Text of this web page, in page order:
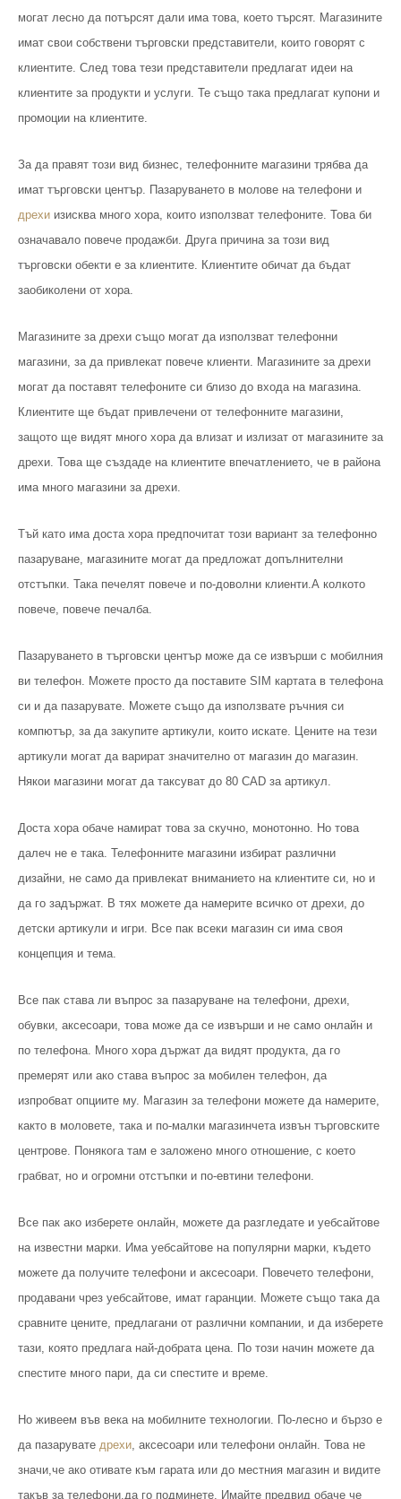
могат лесно да потърсят дали има това, което търсят. Магазините
имат свои собствени търговски представители, които говорят с
клиентите. След това тези представители предлагат идеи на
клиентите за продукти и услуги. Те също така предлагат купони и
промоции на клиентите.
За да правят този вид бизнес, телефонните магазини трябва да
имат търговски център. Пазаруването в молове на телефони и
дрехи изисква много хора, които използват телефоните. Това би
означавало повече продажби. Друга причина за този вид
търговски обекти е за клиентите. Клиентите обичат да бъдат
заобиколени от хора.
Магазините за дрехи също могат да използват телефонни
магазини, за да привлекат повече клиенти. Магазините за дрехи
могат да поставят телефоните си близо до входа на магазина.
Клиентите ще бъдат привлечени от телефонните магазини,
защото ще видят много хора да влизат и излизат от магазините за
дрехи. Това ще създаде на клиентите впечатлението, че в района
има много магазини за дрехи.
Тъй като има доста хора предпочитат този вариант за телефонно
пазаруване, магазините могат да предложат допълнителни
отстъпки. Така печелят повече и по-доволни клиенти.А колкото
повече, повече печалба.
Пазаруването в търговски център може да се извърши с мобилния
ви телефон. Можете просто да поставите SIM картата в телефона
си и да пазарувате. Можете също да използвате ръчния си
компютър, за да закупите артикули, които искате. Цените на тези
артикули могат да варират значително от магазин до магазин.
Някои магазини могат да таксуват до 80 CAD за артикул.
Доста хора обаче намират това за скучно, монотонно. Но това
далеч не е така. Телефонните магазини избират различни
дизайни, не само да привлекат вниманието на клиентите си, но и
да го задържат. В тях можете да намерите всичко от дрехи, до
детски артикули и игри. Все пак всеки магазин си има своя
концепция и тема.
Все пак става ли въпрос за пазаруване на телефони, дрехи,
обувки, аксесоари, това може да се извърши и не само онлайн и
по телефона. Много хора държат да видят продукта, да го
премерят или ако става въпрос за мобилен телефон, да
изпробват опциите му. Магазин за телефони можете да намерите,
както в моловете, така и по-малки магазинчета извън търговските
центрове. Понякога там е заложено много отношение, с което
грабват, но и огромни отстъпки и по-евтини телефони.
Все пак ако изберете онлайн, можете да разгледате и уебсайтове
на известни марки. Има уебсайтове на популярни марки, където
можете да получите телефони и аксесоари. Повечето телефони,
продавани чрез уебсайтове, имат гаранции. Можете също така да
сравните цените, предлагани от различни компании, и да изберете
тази, която предлага най-добрата цена. По този начин можете да
спестите много пари, да си спестите и време.
Но живеем във века на мобилните технологии. По-лесно и бързо е
да пазарувате дрехи , аксесоари или телефони онлайн. Това не
значи,че ако отивате към гарата или до местния магазин и видите
такъв за телефони,да го подминете. Имайте предвид обаче че